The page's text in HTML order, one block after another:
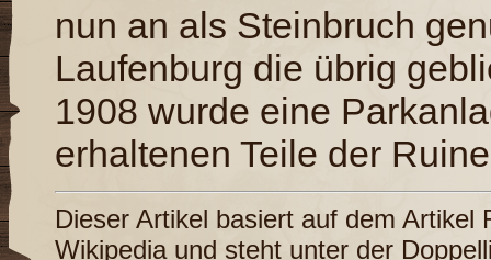
nun an als Steinbruch
Laufenburg die übrig
1908 wurde eine
erhaltenen Teile der
Dieser Artikel basiert auf dem Artikel
Wikipediaund steht unter der